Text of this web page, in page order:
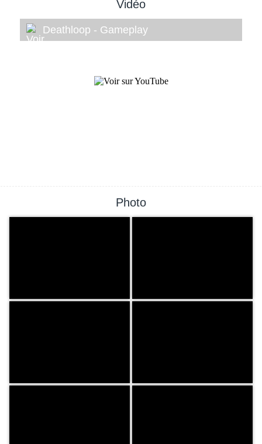
Vidéo
Deathloop - Gameplay
Photo